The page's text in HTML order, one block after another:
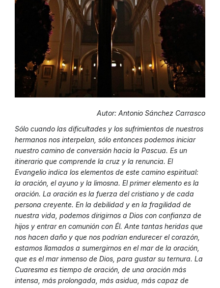
Autor: Antonio Sánchez Carrasco
Sólo cuando las dificultades y los sufrimientos de nuestros
hermanos nos interpelan, sólo entonces podemos iniciar
nuestro camino de conversión hacia la Pascua. Es un
itinerario que comprende la cruz y la renuncia. El
Evangelio indica los elementos de este camino espiritual:
la oración, el ayuno y la limosna. El primer elemento es la
oración. La oración es la fuerza del cristiano y de cada
persona creyente. En la debilidad y en la fragilidad de
nuestra vida, podemos dirigirnos a Dios con confianza de
hijos y entrar en comunión con Él. Ante tantas heridas que
nos hacen daño y que nos podrían endurecer el corazón,
estamos llamados a sumergirnos en el mar de la oración,
que es el mar inmenso de Dios, para gustar su ternura. La
Cuaresma es tiempo de oración, de una oración más
intensa, más prolongada, más asidua, más capaz de